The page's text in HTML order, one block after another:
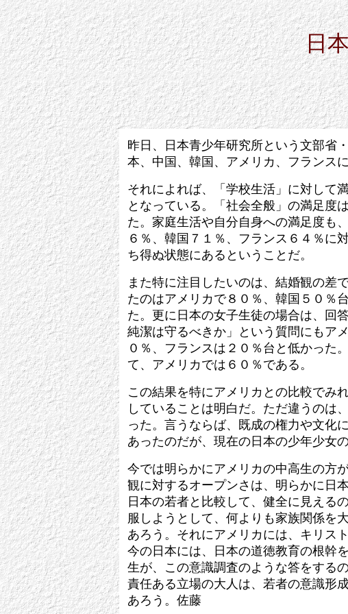
日
昨日、日本青少年研究所という文部省
本、中国、韓国、アメリカ、フランス
それによれば、「学校生活」に対して
となっている。「社会全般」の満足度
た。家庭生活や自分自身への満足度も
６％、韓国７１％、フランス６４％に
ち得ぬ状態にあるということだ。
また特に注目したいのは、結婚観の差
たのはアメリカで８０％、韓国５０％
た。更に日本の女子生徒の場合は、回
純潔は守るべきか」という質問にもア
０％、フランスは２０％台と低かった
て、アメリカでは６０％である。
この結果を特にアメリカとの比較でみ
していることは明白だ。ただ違うのは
った。言うならば、既成の権力や文化
あったのだが、現在の日本の少年少女
今では明らかにアメリカの中高生の方
観に対するオープンさは、明らかに日
日本の若者と比較して、健全に見える
服しようとして、何よりも家族関係を
あろう。それにアメリカには、キリス
今の日本には、日本の道徳教育の根幹
生が、この意識調査のような答をする
責任ある立場の大人は、若者の意識形
あろう。佐藤